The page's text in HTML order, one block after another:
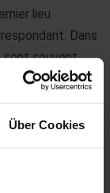
Über Cookies
lieu
Dans
sont souvent
de retrait
pour